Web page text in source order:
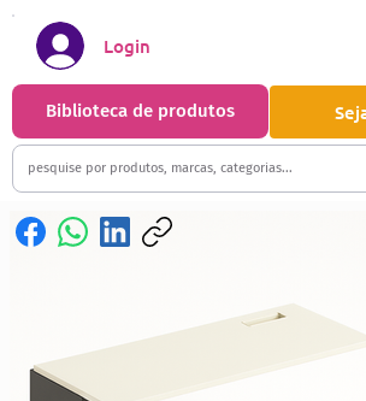
Biblioteca de produtos
Login